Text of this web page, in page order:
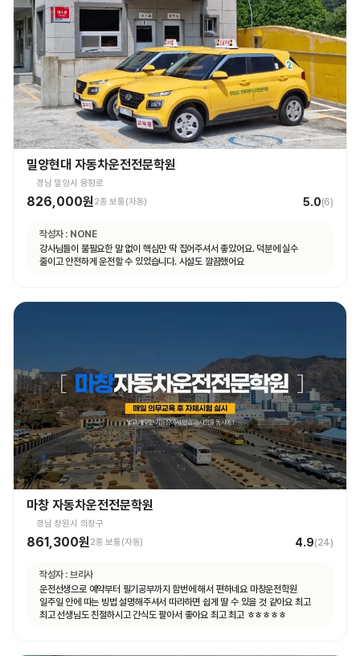
밀양현대 자동차운전전문학원
경남 밀양시 용평로
826,000원 2종 보통(자동) 5.0(6)
작성자 : NONE
강사님들이 불필요한 말 없이 핵심만 딱 집어주셔서 좋았어요. 덕분에 실수
줄이고 안전하게 운전할 수 있었습니다. 시설도 깔끔했어요
마창 자동차운전전문학원
경남 창원시 의창구
861,300원 2종 보통(자동) 4.9(24)
작성자 : 브리사
운전선생으로 예약부터 필기공부까지 함번에 해서 편하네요 마창운전학원
일주일 안에 따는 빙법 설명해주셔서 따라하면 쉽게 딸 수 있을 것 같아요 최고
최고 선생님도 친절하시고 간식도 팔아서 좋아요 최고 최고 ㅎㅎㅎㅎㅎ